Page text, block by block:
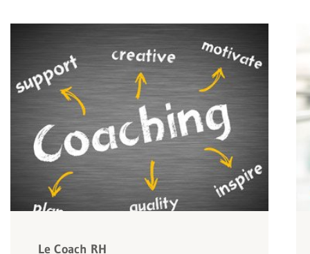
Le Coach RH